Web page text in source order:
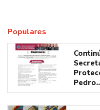
Populares